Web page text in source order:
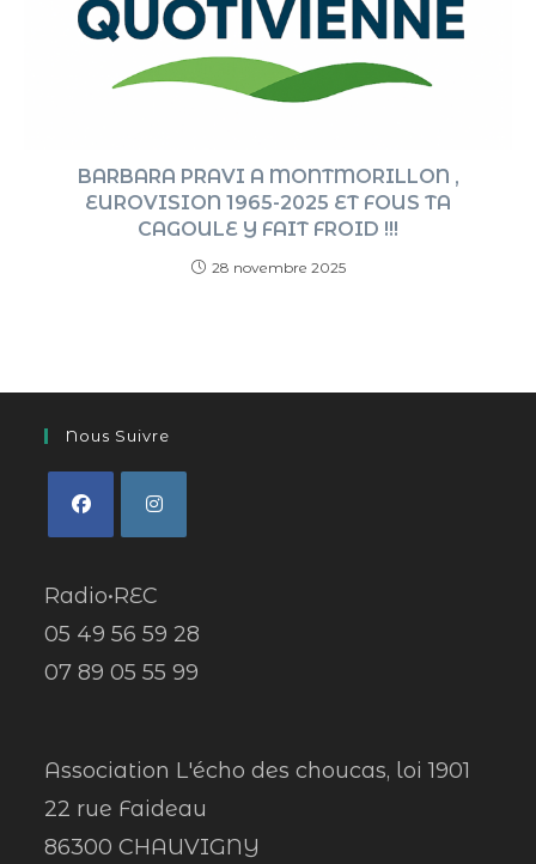
BARBARA PRAVI A MONTMORILLON ,
EUROVISION 1965-2025 ET FOUS TA
CAGOULE Y FAIT FROID !!!
28 novembre 2025
Nous Suivre
Radio•REC
05 49 56 59 28
07 89 05 55 99
Association L'écho des choucas, loi 1901
22 rue Faideau
86300 CHAUVIGNY